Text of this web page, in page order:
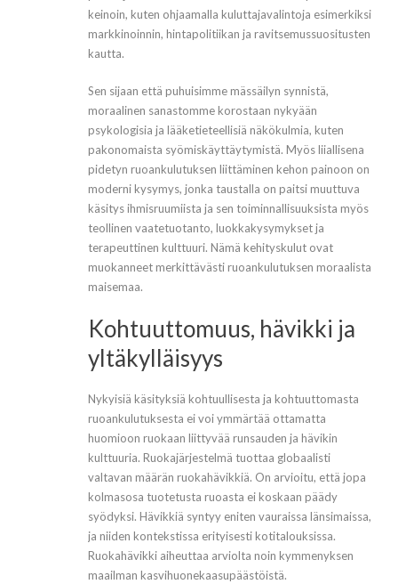
keinoin, kuten ohjaamalla kuluttajavalintoja esimerkiksi
markkinoinnin, hintapolitiikan ja ravitsemussuositusten
kautta.
Sen sijaan että puhuisimme mässäilyn synnistä,
moraalinen sanastomme korostaan nykyään
psykologisia ja lääketieteellisiä näkökulmia, kuten
pakonomaista syömiskäyttäytymistä. Myös liiallisena
pidetyn ruoankulutuksen liittäminen kehon painoon on
moderni kysymys, jonka taustalla on paitsi muuttuva
käsitys ihmisruumiista ja sen toiminnallisuuksista myös
teollinen vaatetuotanto, luokkakysymykset ja
terapeuttinen kulttuuri. Nämä kehityskulut ovat
muokanneet merkittävästi ruoankulutuksen moraalista
maisemaa.
Kohtuuttomuus, hävikki ja
yltäkylläisyys
Nykyisiä käsityksiä kohtuullisesta ja kohtuuttomasta
ruoankulutuksesta ei voi ymmärtää ottamatta
huomioon ruokaan liittyvää runsauden ja hävikin
kulttuuria. Ruokajärjestelmä tuottaa globaalisti
valtavan määrän ruokahävikkiä. On arvioitu, että jopa
kolmasosa tuotetusta ruoasta ei koskaan päädy
syödyksi. Hävikkiä syntyy eniten vauraissa länsimaissa,
ja niiden kontekstissa erityisesti kotitalouksissa.
Ruokahävikki aiheuttaa arviolta noin kymmenyksen
maailman kasvihuonekaasupäästöistä.